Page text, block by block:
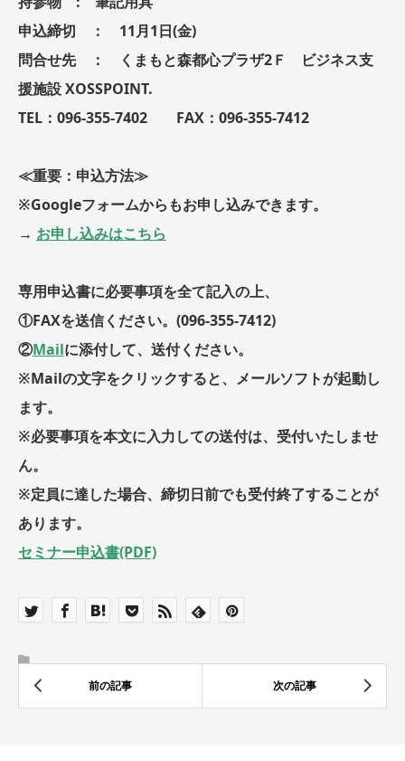
申込締切 ： 11月1日(金)
問合せ先 ： くまもと森都心プラザ2Ｆ ビジネス支
援施設 XOSSPOINT.
TEL：096-355-7402 FAX：096-355-7412
≪重要：申込方法≫
※Googleフォームからもお申し込みできます。
→ お申し込みはこちら
専用申込書に必要事項を全て記入の上、
①FAXを送信ください。(096-355-7412)
②Mailに添付して、送付ください。
※Mailの文字をクリックすると、メールソフトが起動し
ます。
※必要事項を本文に入力しての送付は、受付いたしませ
ん。
※定員に達した場合、締切日前でも受付終了することが
あります。
セミナー申込書(PDF)